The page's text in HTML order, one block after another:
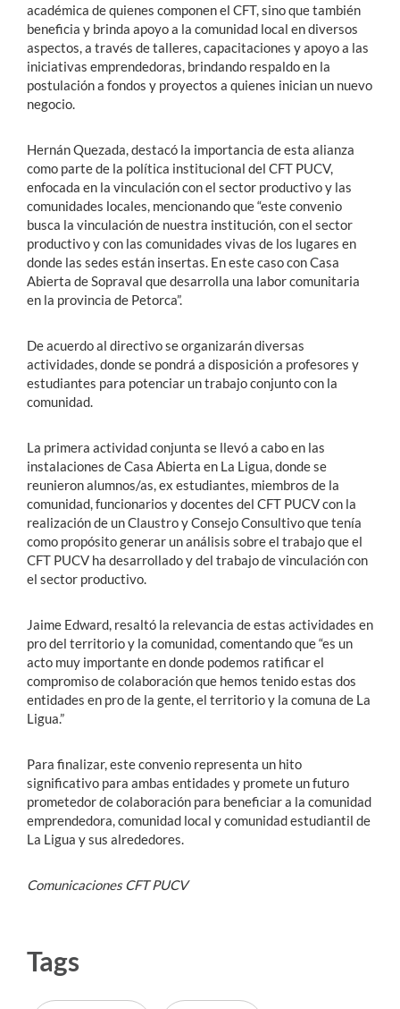
académica de quienes componen el CFT, sino que también
beneficia y brinda apoyo a la comunidad local en diversos
aspectos, a través de talleres, capacitaciones y apoyo a las
iniciativas emprendedoras, brindando respaldo en la
postulación a fondos y proyectos a quienes inician un nuevo
negocio.
Hernán Quezada, destacó la importancia de esta alianza
como parte de la política institucional del CFT PUCV,
enfocada en la vinculación con el sector productivo y las
comunidades locales, mencionando que “este convenio
busca la vinculación de nuestra institución, con el sector
productivo y con las comunidades vivas de los lugares en
donde las sedes están insertas. En este caso con Casa
Abierta de Sopraval que desarrolla una labor comunitaria
en la provincia de Petorca”.
De acuerdo al directivo se organizarán diversas
actividades, donde se pondrá a disposición a profesores y
estudiantes para potenciar un trabajo conjunto con la
comunidad.
La primera actividad conjunta se llevó a cabo en las
instalaciones de Casa Abierta en La Ligua, donde se
reunieron alumnos/as, ex estudiantes, miembros de la
comunidad, funcionarios y docentes del CFT PUCV con la
realización de un Claustro y Consejo Consultivo que tenía
como propósito generar un análisis sobre el trabajo que el
CFT PUCV ha desarrollado y del trabajo de vinculación con
el sector productivo.
Jaime Edward, resaltó la relevancia de estas actividades en
pro del territorio y la comunidad, comentando que “es un
acto muy importante en donde podemos ratificar el
compromiso de colaboración que hemos tenido estas dos
entidades en pro de la gente, el territorio y la comuna de La
Ligua.”
Para finalizar, este convenio representa un hito
significativo para ambas entidades y promete un futuro
prometedor de colaboración para beneficiar a la comunidad
emprendedora, comunidad local y comunidad estudiantil de
La Ligua y sus alrededores.
Comunicaciones CFT PUCV
Tags